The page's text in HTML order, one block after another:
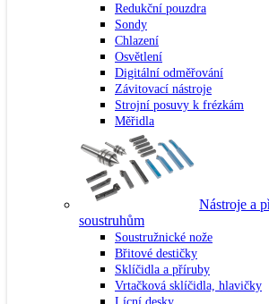
Redukční pouzdra
Sondy
Chlazení
Osvětlení
Digitální odměřování
Závitovací nástroje
Strojní posuvy k frézkám
Měřidla
Nástroje a
soustruhům
Soustružnické nože
Břitové destičky
Sklíčidla a příruby
Vrtačková sklíčidla, hlavičky